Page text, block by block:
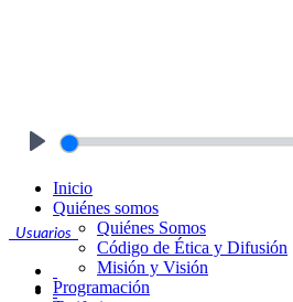
Usuarios
Inicio
Quiénes somos
Quiénes Somos
Código de Ética y Difusión
Misión y Visión
Programación